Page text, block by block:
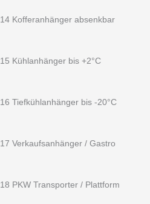
14 Kofferanhänger absenkbar
15 Kühlanhänger bis +2°C
16 Tiefkühlanhänger bis -20°C
17 Verkaufsanhänger / Gastro
18 PKW Transporter / Plattform